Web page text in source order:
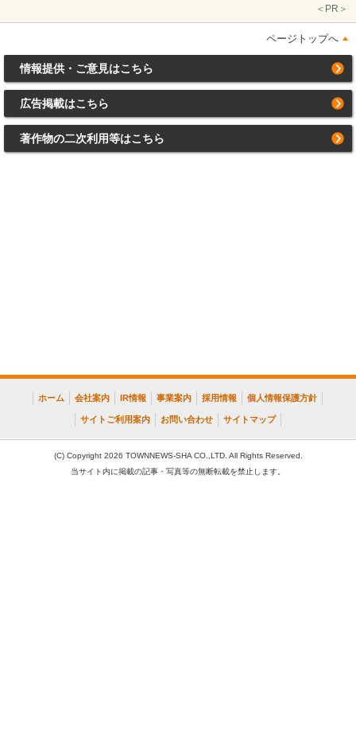
＜PR＞
ページトップへ
情報提供・ご意見はこちら
広告掲載はこちら
著作物の二次利用等はこちら
ホーム 会社案内 IR情報 事業案内 採用情報 個人情報保護方針
サイトご利用案内 お問い合わせ サイトマップ
(C) Copyright 2026 TOWNNEWS-SHA CO.,LTD. All Rights Reserved.
当サイト内に掲載の記事・写真等の無断転載を禁止します。